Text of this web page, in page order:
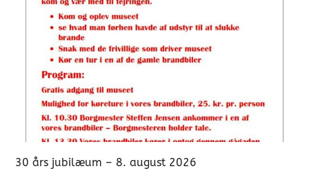
30 års jubilæum – 8. august 2026